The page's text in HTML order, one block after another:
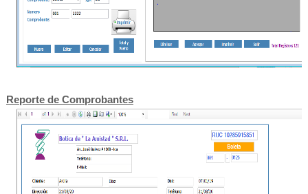
Reporte de Comprobantes